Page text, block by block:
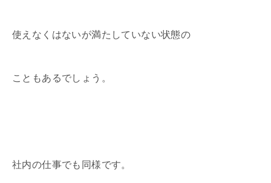
使えなくはないが満たしていない状態の
こともあるでしょう。
社内の仕事でも同様です。